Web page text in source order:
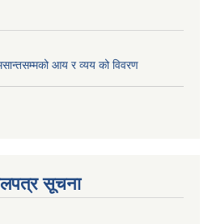
आय र व्यय को विवरण
सूचना